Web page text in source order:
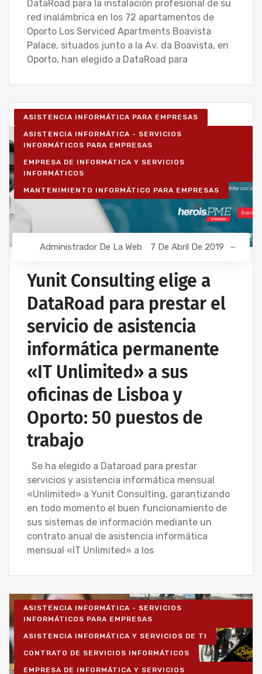
DataRoad para la instalación profesional de su
red inalámbrica en los 72 apartamentos de
Oporto Los Serviced Apartments Boavista
Palace, situados junto a la Av. da Boavista, en
Oporto, han elegido a DataRoad para
ASISTENCIA INFORMÁTICA PARA EMPRESAS
ASISTENCIA INFORMÁTICA - SERVICIOS
INFORMÁTICOS PARA EMPRESAS
EMPRESA DE INFORMÁTICA Y SERVICIOS
INFORMÁTICOS
MANTENIMIENTO INFORMÁTICO PARA EMPRESAS
Administrador De La Web 7 De Abril De 2019
Yunit Consulting elige a
DataRoad para prestar el
servicio de asistencia
informática permanente
«IT Unlimited» a sus
oficinas de Lisboa y
Oporto: 50 puestos de
trabajo
Se ha elegido a Dataroad para prestar
servicios y asistencia informática mensual
«Unlimited» a Yunit Consulting, garantizando
en todo momento el buen funcionamiento de
sus sistemas de información mediante un
contrato anual de asistencia informática
mensual «IT Unlimited» a los
ASISTENCIA INFORMÁTICA - SERVICIOS
INFORMÁTICOS PARA EMPRESAS
ASISTENCIA INFORMÁTICA Y SERVICIOS DE TI
CONTRATO DE SERVICIOS INFORMÁTICOS
EMPRESA DE INFORMÁTICA Y SERVICIOS